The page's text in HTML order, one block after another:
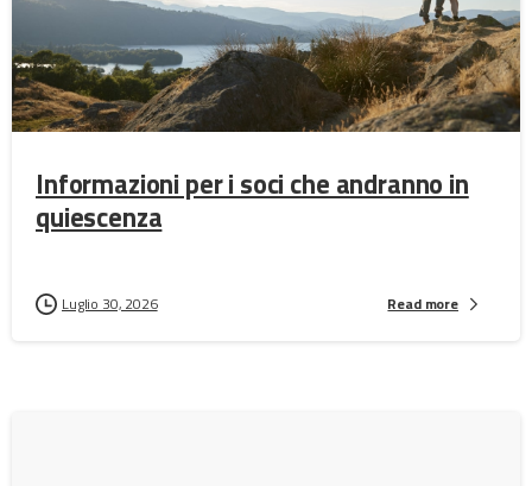
Informazioni per i soci che andranno in
quiescenza
Luglio 30, 2026 Read more